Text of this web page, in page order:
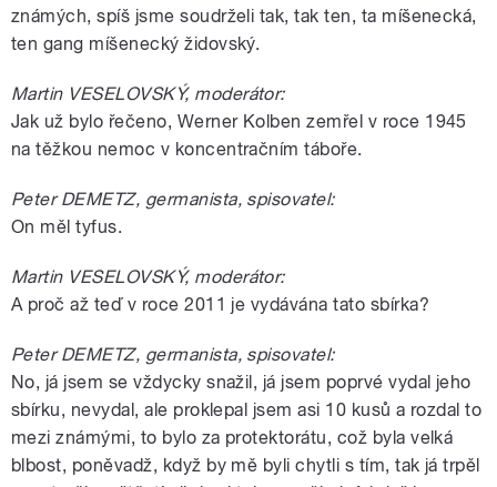
známých, spíš jsme soudrželi tak, tak ten, ta míšenecká,
ten gang míšenecký židovský.
Martin VESELOVSKÝ, moderátor:
Jak už bylo řečeno, Werner Kolben zemřel v roce 1945
na těžkou nemoc v koncentračním táboře.
Peter DEMETZ, germanista, spisovatel:
On měl tyfus.
Martin VESELOVSKÝ, moderátor:
A proč až teď v roce 2011 je vydávána tato sbírka?
Peter DEMETZ, germanista, spisovatel:
No, já jsem se vždycky snažil, já jsem poprvé vydal jeho
sbírku, nevydal, ale proklepal jsem asi 10 kusů a rozdal to
mezi známými, to bylo za protektorátu, což byla velká
blbost, poněvadž, když by mě byli chytli s tím, tak já trpěl